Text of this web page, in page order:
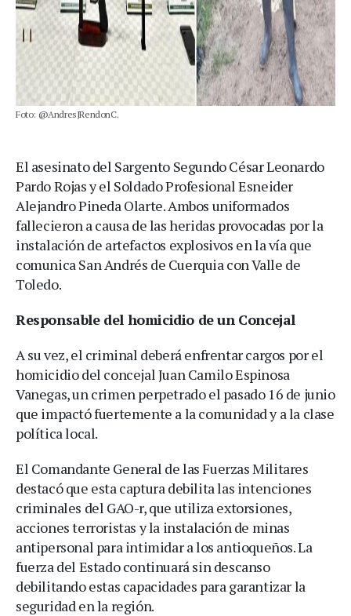
Foto: @AndresJRendonC.
El asesinato del Sargento Segundo César Leonardo
Pardo Rojas y el Soldado Profesional Esneider
Alejandro Pineda Olarte. Ambos uniformados
fallecieron a causa de las heridas provocadas por la
instalación de artefactos explosivos en la vía que
comunica San Andrés de Cuerquia con Valle de
Toledo.
Responsable del homicidio de un Concejal
A su vez, el criminal deberá enfrentar cargos por el
homicidio del concejal Juan Camilo Espinosa
Vanegas, un crimen perpetrado el pasado 16 de junio
que impactó fuertemente a la comunidad y a la clase
política local.
El Comandante General de las Fuerzas Militares
destacó que esta captura debilita las intenciones
criminales del GAO-r, que utiliza extorsiones,
acciones terroristas y la instalación de minas
antipersonal para intimidar a los antioqueños. La
fuerza del Estado continuará sin descanso
debilitando estas capacidades para garantizar la
seguridad en la región.